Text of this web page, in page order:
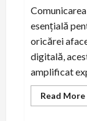
esențială
oricărei
digitală,
amplificat
Read More